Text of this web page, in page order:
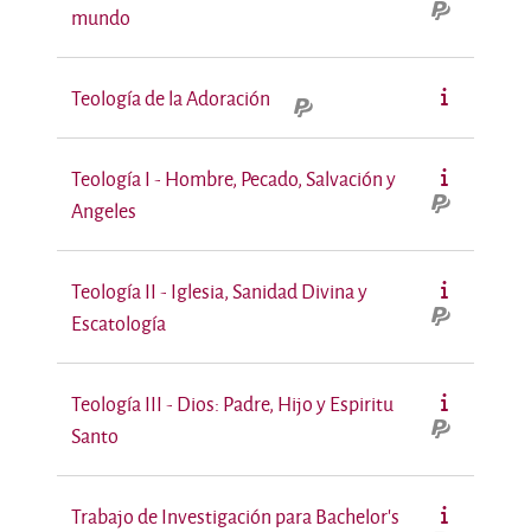
mundo
Teología de la Adoración
Teología I - Hombre, Pecado, Salvación y
Angeles
Teología II - Iglesia, Sanidad Divina y
Escatología
Teología III - Dios: Padre, Hijo y Espiritu
Santo
Trabajo de Investigación para Bachelor's